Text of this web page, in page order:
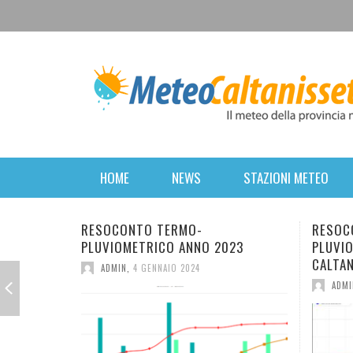
HOME NEWS STAZIONI METEO
RESOCONTO TERMO-
PLUVIOMETRICO ANNO 2023
4 GENNAIO 2024
RESOCONTO
PLUVIOMETRICO
CALTANISSETTA
2 GENNAIO